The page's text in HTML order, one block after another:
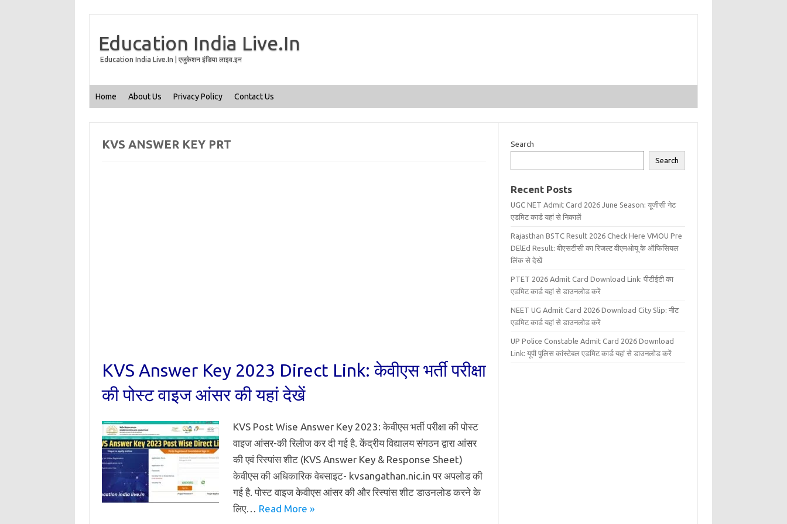
Education India Live.In
Education India Live.In | एजुकेशन इंडिया लाइव.इन
Home About Us Privacy Policy Contact Us
KVS ANSWER KEY PRT
KVS Answer Key 2023 Direct Link: केवीएस भर्ती परीक्षा
की पोस्ट वाइज आंसर की यहां देखें
KVS Post Wise Answer Key 2023: केवीएस भर्ती परीक्षा की पोस्ट
वाइज आंसर-की रिलीज कर दी गई है. केंद्रीय विद्यालय संगठन द्वारा आंसर
की एवं रिस्पांस शीट (KVS Answer Key & Response Sheet)
केवीएस की अधिकारिक वेबसाइट- kvsangathan.nic.in पर अपलोड की
गई है. पोस्ट वाइज केवीएस आंसर की और रिस्पांस शीट डाउनलोड करने के
लिए… Read More »
Search
Search
Recent Posts
UGC NET Admit Card 2026 June Season: यूजीसी नेट
एडमिट कार्ड यहां से निकालें
Rajasthan BSTC Result 2026 Check Here VMOU Pre
DElEd Result: बीएसटीसी का रिजल्ट वीएमओयू के ऑफिसियल
लिंक से देखें
PTET 2026 Admit Card Download Link: पीटीईटी का
एडमिट कार्ड यहां से डाउनलोड करें
NEET UG Admit Card 2026 Download City Slip: नीट
एडमिट कार्ड यहां से डाउनलोड करें
UP Police Constable Admit Card 2026 Download
Link: यूपी पुलिस कांस्टेबल एडमिट कार्ड यहां से डाउनलोड करें